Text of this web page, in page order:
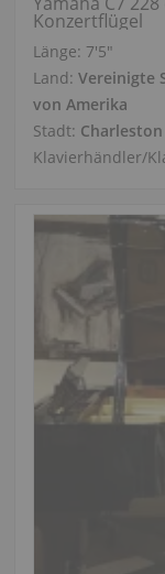
Konzertflügel
Länge: 7′5″
Land: Vereinigte
von Amerika
Stadt: Charleston
Klavierhändler/